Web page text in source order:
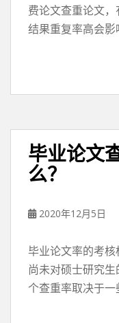
费论文查重论文，
结果重复率高会
毕业论文
么？
2020年12月5日
毕业论文率的考
尚未对硕士研究
个查重率取决于